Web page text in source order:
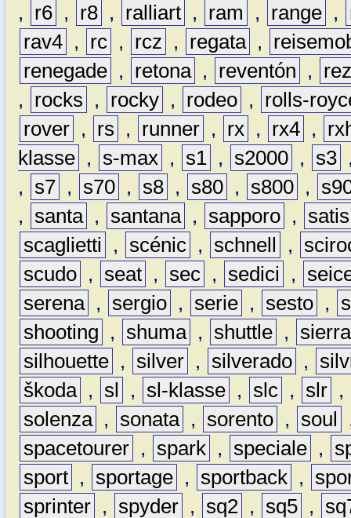
,
r6 , r8 , ralliart , ram , range ,
rav4 , rc , rcz , regata ,
renegade , retona , reventón ,
,
rocks , rocky , rodeo ,
rolls-
rover , rs , runner , rx , rx4 ,
klasse , s-max , s1 , s2000 , s3
,
s7 , s70 , s8 , s80 , s800 ,
,
santa , santana , sapporo ,
satis
scaglietti
, scénic , schnell ,
scudo , seat , sec , sedici ,
serena , sergio , serie , sesto ,
shooting
, shuma , shuttle ,
sierra
silhouette , silver , silverado ,
škoda , sl , sl-klasse , slc , slr ,
solenza , sonata , sorento , soul
spacetourer , spark , speciale ,
sport , sportage , sportback ,
sprinter , spyder , sq2 , sq5 ,